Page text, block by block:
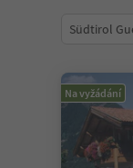
Südtirol
Na vyžádání